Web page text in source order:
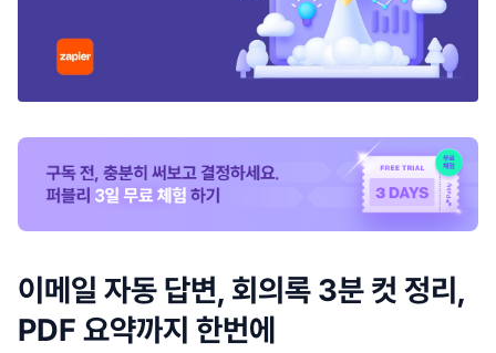
이메일 자동 답변, 회의록 3분 컷 정리,
PDF 요약까지 한번에